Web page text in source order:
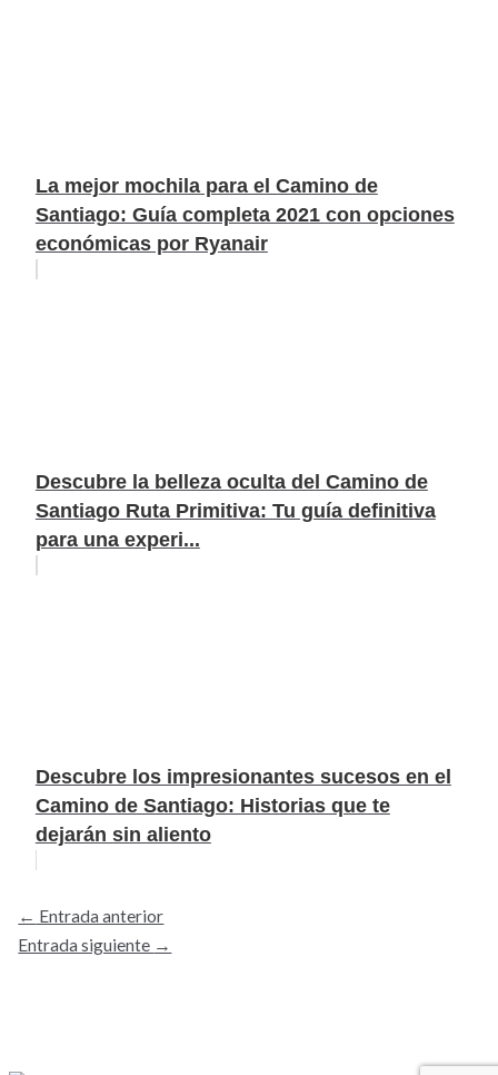
La mejor mochila para el Camino de
Santiago: Guía completa 2021 con opciones
económicas por Ryanair
Descubre la belleza oculta del Camino de
Santiago Ruta Primitiva: Tu guía definitiva
para una experi...
Descubre los impresionantes sucesos en el
Camino de Santiago: Historias que te
dejarán sin aliento
← Entrada anterior
Entrada siguiente →